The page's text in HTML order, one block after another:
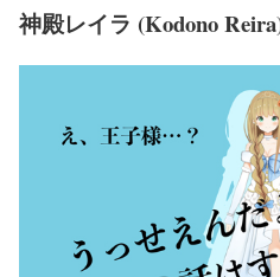
神殿レイラ (Kodono